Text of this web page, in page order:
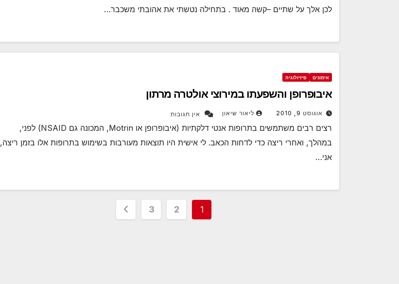
לכן אלך על שתיים –קשה מאוד . בתחילה נטשתי את אהובתי משכבר…
אימונים פיזיולוגיה
איבופרופן והשפעתו במירוצי אולטרה מרתון
אוגוסט 9, 2010 ליאור שיאון אין תגובות
רצים רבים משתמשים בתרופות אנטי דלקתיות (איבופרופן או Motrin, המכונה גם NSAID) לפני,
במהלך, ואחרי ריצה כדי לדחות הכאב. לי אישית היו תוצאות מעורבות בשימוש בתרופות אלו בזמן ריצה,
אני…
Posts
1
2
3